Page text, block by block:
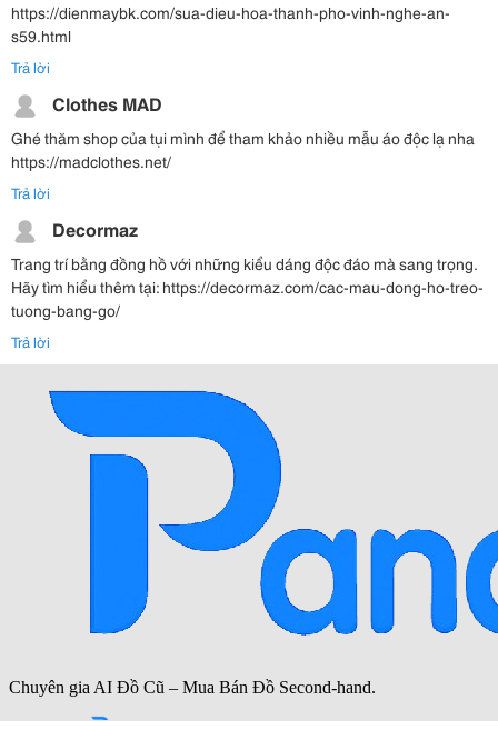
https://dienmaybk.com/sua-dieu-hoa-thanh-pho-vinh-nghe-an-
s59.html
Trả lời
Clothes MAD
Ghé thăm shop của tụi mình để tham khảo nhiều mẫu áo độc lạ nha
https://madclothes.net/
Trả lời
Decormaz
Trang trí bằng đồng hồ với những kiểu dáng độc đáo mà sang trọng.
Hãy tìm hiểu thêm tại: https://decormaz.com/cac-mau-dong-ho-treo-
tuong-bang-go/
Trả lời